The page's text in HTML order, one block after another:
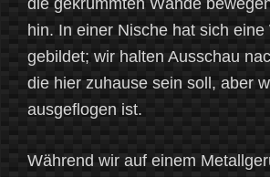
die gekrümmten Wände
hin. In einer Nische hat sich eine
gebildet; wir halten Ausschau
die hier zuhause sein soll, aber
ausgeflogen ist.
Während wir auf einem